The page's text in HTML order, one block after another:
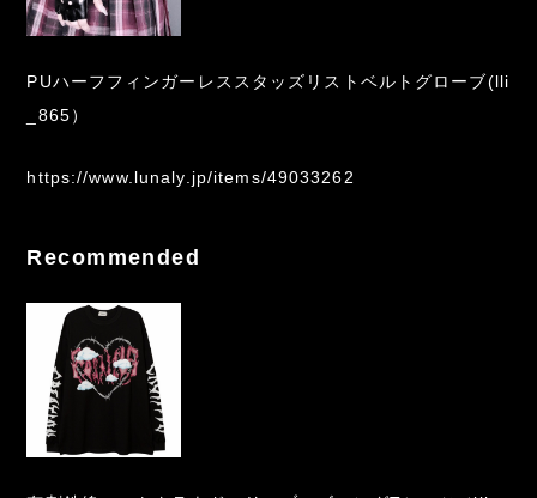
PUハーフフィンガーレススタッズリストベルトグローブ(lli
_865）
https://www.lunaly.jp/items/49033262
Recommended